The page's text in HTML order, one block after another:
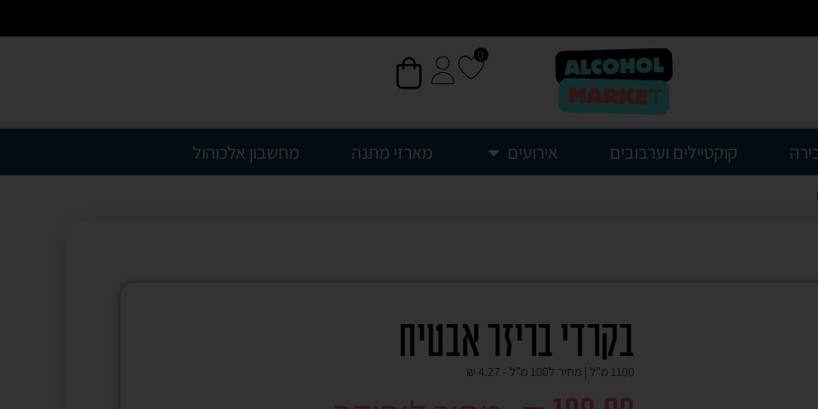
0
קוקטיילים וערבובים אירועים מארזי מתנה מחשבון אלכוהול
בקרדי בריזר אבטיח
1100 מ"ל | מחיר ל100 מ"ל - 4.27
₪